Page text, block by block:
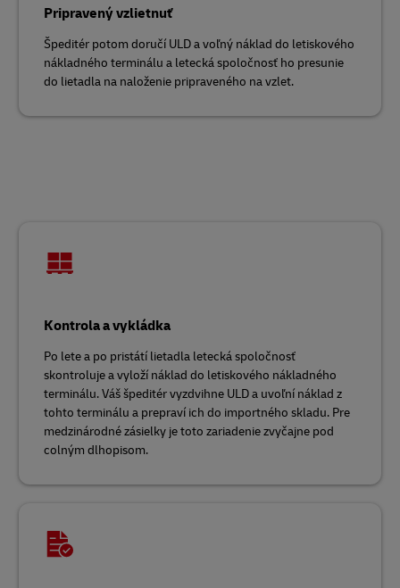
Pripravený vzlietnuť
Špeditér potom doručí ULD a voľný náklad do letiskového
nákladného terminálu a letecká spoločnosť ho presunie
do lietadla na naloženie pripraveného na vzlet.
Kontrola a vykládka
Po lete a po pristátí lietadla letecká spoločnosť
skontroluje a vyloží náklad do letiskového nákladného
terminálu. Váš špeditér vyzdvihne ULD a uvoľní náklad z
tohto terminálu a prepraví ich do importného skladu. Pre
medzinárodné zásielky je toto zariadenie zvyčajne pod
colným dlhopisom.